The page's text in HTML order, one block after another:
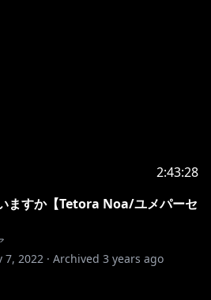
2:43:28
ますか【Tetora Noa/ユメパーセ
7, 2022 · Archived 3 years ago